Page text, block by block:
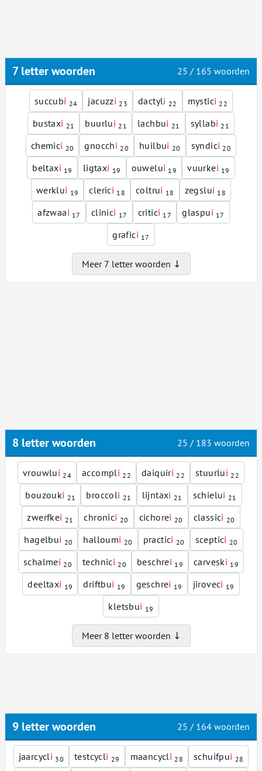
7 letter woorden 25 / 165 woorden
succubi 24 jacuzzi 23 dactyli 22 mystici 22
bustaxi 21 buurlui 21 lachbui 21 syllabi 21
chemici 20 gnocchi 20 huilbui 20 syndici 20
beltaxi 19 ligtaxi 19 ouwelui 19 vuurkei 19
werklui 19 clerici 18 coltrui 18 zegslui 18
afzwaai 17 clinici 17 critici 17 glaspui 17
grafici 17
Meer 7 letter woorden ↓
8 letter woorden 25 / 183 woorden
vrouwlui 24 accompli 22 daiquiri 22 stuurlui 22
bouzouki 21 broccoli 21 lijntaxi 21 schielui 21
zwerfkei 21 chronici 20 cichorei 20 classici 20
hagelbui 20 halloumi 20 practici 20 sceptici 20
schalmei 20 technici 20 beschrei 19 carveski 19
deeltaxi 19 driftbui 19 geschrei 19 jiroveci 19
kletsbui 19
Meer 8 letter woorden ↓
9 letter woorden 25 / 164 woorden
jaarcycli 30 testcycli 29 maancycli 28 schuifpui 28